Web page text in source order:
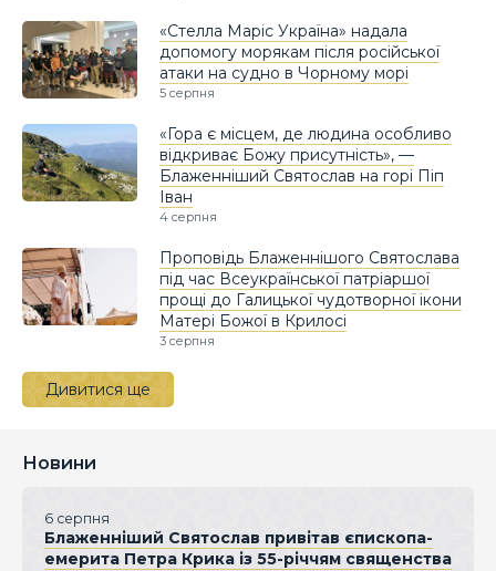
«Стелла Маріс Україна» надала
допомогу морякам після російської
атаки на судно в Чорному морі
5 серпня
«Гора є місцем, де людина особливо
відкриває Божу присутність», —
Блаженніший Святослав на горі Піп
Іван
4 серпня
Проповідь Блаженнішого Святослава
під час Всеукраїнської патріаршої
прощі до Галицької чудотворної ікони
Матері Божої в Крилосі
3 серпня
Дивитися ще
Новини
6 серпня
Блаженніший Святослав привітав єпископа-
емерита Петра Крика із 55-річчям священства